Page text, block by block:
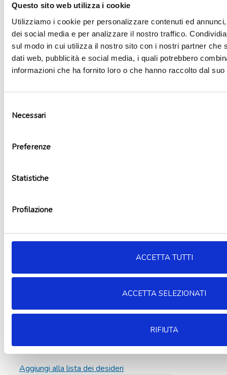
Questo sito web utilizza i cookie
Utilizziamo i cookie per personalizzare contenuti ed
dei social media e per analizzare il nostro traffico.
sul modo in cui utilizza il nostro sito con i nostri partner che
dati web, pubblicità e social media, i quali potrebbero
informazioni che ha fornito loro o che hanno raccolto dal
delNecessari
Preferenze
Statistiche
Profilazione
ACCETTA TUTTI
ACCETTA SELEZIONATI
RIFIUTA
Tovaglioli carta pirati
Aggiungi alla lista dei desideri